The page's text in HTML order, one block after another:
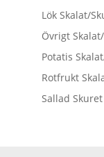
Lök Skalat/
Övrigt
Potatis
Rotfrukt
Sallad Skuret